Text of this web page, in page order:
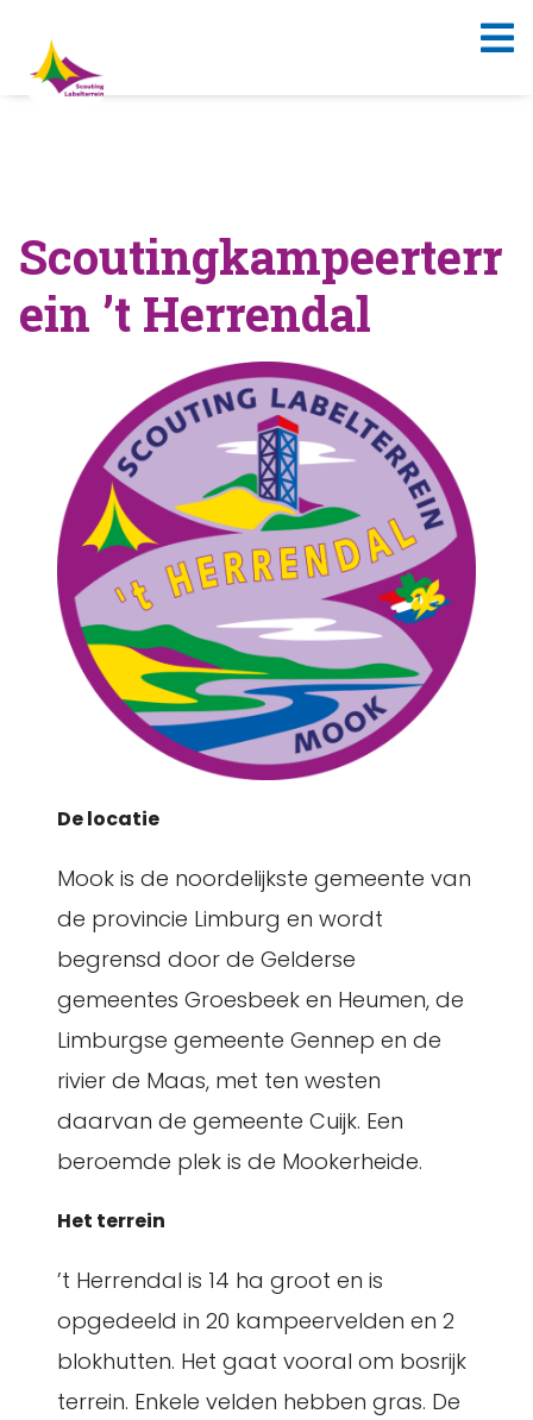
Scoutingkampeerterr
ein ’t Herrendal
De locatie
Mook is de noordelijkste gemeente van
de provincie Limburg en wordt
begrensd door de Gelderse
gemeentes Groesbeek en Heumen, de
Limburgse gemeente Gennep en de
rivier de Maas, met ten westen
daarvan de gemeente Cuijk. Een
beroemde plek is de Mookerheide.
Het terrein
’t Herrendal is 14 ha groot en is
opgedeeld in 20 kampeervelden en 2
blokhutten. Het gaat vooral om bosrijk
terrein. Enkele velden hebben gras. De